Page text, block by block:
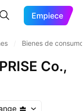
Empiece
Bienes de
Co.,